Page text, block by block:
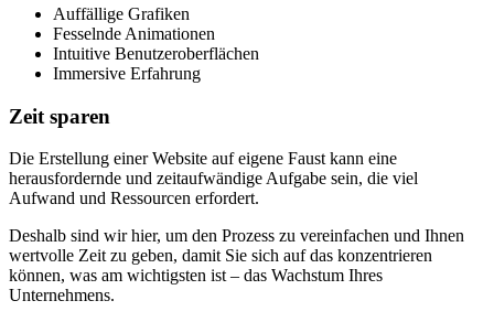
Auffällige Grafiken
Fesselnde Animationen
Intuitive Benutzeroberflächen
Immersive Erfahrung
Zeit sparen
Die Erstellung einer Website auf eigene Faust kann eine
herausfordernde und zeitaufwändige Aufgabe sein, die viel
Aufwand und Ressourcen erfordert.
Deshalb sind wir hier, um den Prozess zu vereinfachen und Ihnen
wertvolle Zeit zu geben, damit Sie sich auf das konzentrieren
können, was am wichtigsten ist – das Wachstum Ihres
Unternehmens.